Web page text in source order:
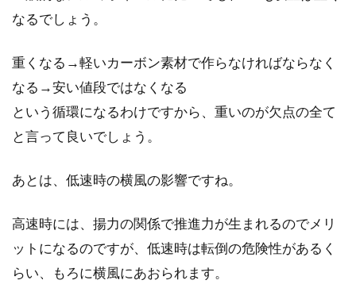
ロングライドに良いロードバイクの
こんにちは、じてんしゃライターふくだです。
ロードバイクにおいて、ホイールってとても大
事な部品です...
シマノのマウンテンバイク用29erホ
「クロスカントリーのレースなら29インチだ
ね」なんて声を耳にすることがあります。ま
なるでしょう。
重くなる→軽いカーボン素材で作らなければならなく
なる→安い値段ではなくなる
という循環になるわけですから、重いのが欠点の全て
と言って良いでしょう。
あとは、低速時の横風の影響ですね。
高速時には、揚力の関係で推進力が生まれるのでメリ
ットになるのですが、低速時は転倒の危険性があるく
らい、もろに横風にあおられます。